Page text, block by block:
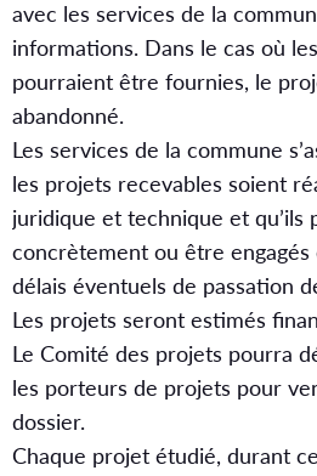
avec les services de la
informations. Dans le cas où
pourraient être fournies, le
abandonné.
Les services de la commune
les projets recevables soient
juridique et technique et qu’ils
concrètement ou être
délais éventuels de passation
Les projets seront estimés
Le Comité des projets pourra
les porteurs de projets pour
dossier.
Chaque projet étudié, durant